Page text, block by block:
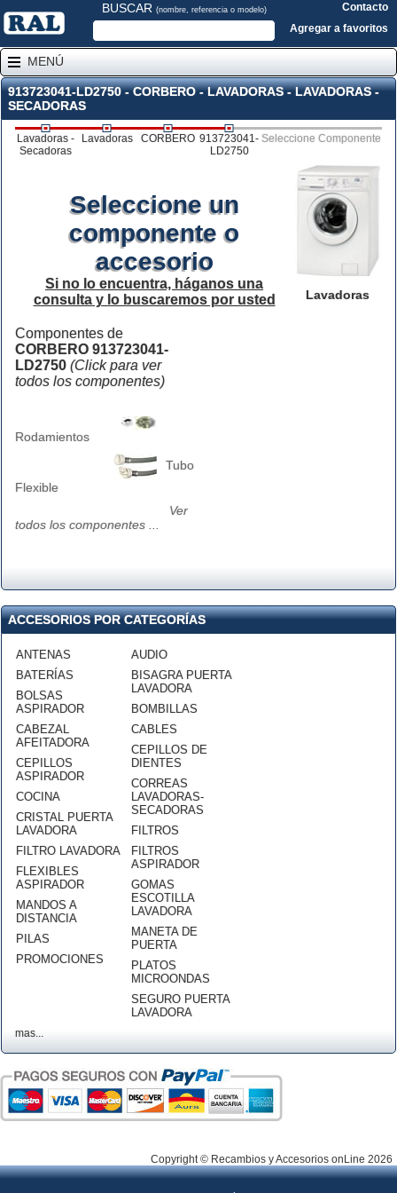
BUSCAR (nombre, referencia o modelo)
Contacto
Agregar a favoritos
MENÚ
913723041-LD2750 - CORBERO - LAVADORAS - LAVADORAS -
SECADORAS
Lavadoras -
Secadoras
Lavadoras CORBERO 913723041-
LD2750
Seleccione Componente
Lavadoras
Seleccione un
componente o
accesorio
Si no lo encuentra, háganos una
consulta y lo buscaremos por usted
Componentes de
CORBERO 913723041-
LD2750 (Click para ver
todos los componentes)
Rodamientos
Tubo
Flexible
Ver
todos los componentes ...
ACCESORIOS POR CATEGORÍAS
ANTENAS
BATERÍAS
BOLSAS
ASPIRADOR
CABEZAL
AFEITADORA
CEPILLOS
ASPIRADOR
COCINA
CRISTAL PUERTA
LAVADORA
FILTRO LAVADORA
FLEXIBLES
ASPIRADOR
MANDOS A
DISTANCIA
PILAS
PROMOCIONES
AUDIO
BISAGRA PUERTA
LAVADORA
BOMBILLAS
CABLES
CEPILLOS DE
DIENTES
CORREAS
LAVADORAS-
SECADORAS
FILTROS
FILTROS
ASPIRADOR
GOMAS
ESCOTILLA
LAVADORA
MANETA DE
PUERTA
PLATOS
MICROONDAS
SEGURO PUERTA
LAVADORA
mas...
Copyright © Recambios y Accesorios onLine 2026